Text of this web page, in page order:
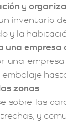
y
inventario
y la
una empresa
una
embalaje
zonas
sobre las
y